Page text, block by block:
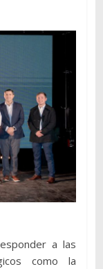
a las
como la